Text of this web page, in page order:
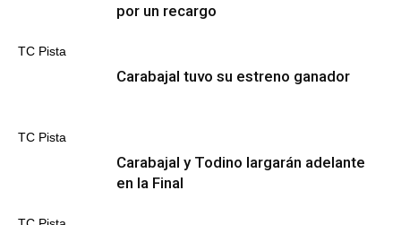
TC Pista
por un recargo
TC Pista
Carabajal tuvo su estreno ganador
Carabajal y Todino largarán adelante
en la Final